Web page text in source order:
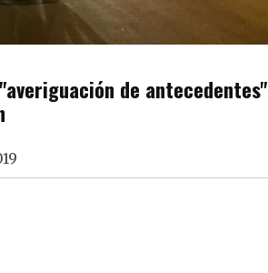
de antecedentes"